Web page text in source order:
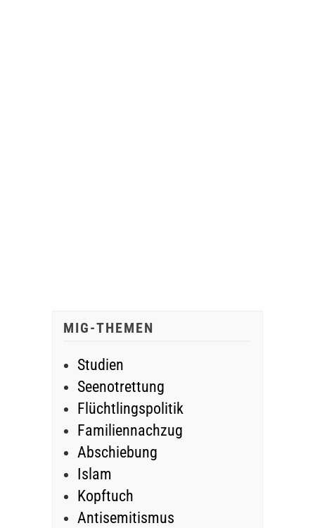
MIG-THEMEN
Studien
Seenotrettung
Flüchtlingspolitik
Familiennachzug
Abschiebung
Islam
Kopftuch
Antisemitismus